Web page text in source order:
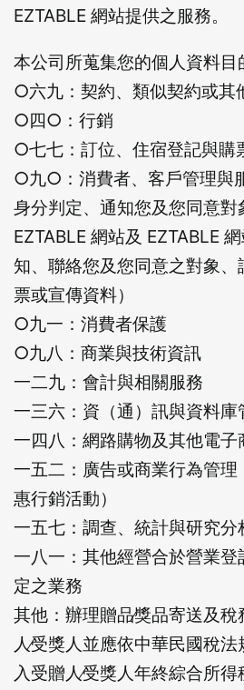
EZTABLE 網站提供之服務。
本公司所蒐集您的個人資料目
○六九：契約、類似契約或其
○四○：行銷
○七七：訂位、住宿登記與購
○九○：消費者、客戶管理與
身分判定、通知您及您同意對
EZTABLE 網站及 EZTABLE
知、聯絡您及您同意之對象
票或宣傳資料）
○九一：消費者保護
○九八：商業與技術資訊
一二九：會計與相關服務
一三六：資（通）訊與資料庫
一四八：網路購物及其他電子
一五二：廣告或商業行為管
惠行銷活動）
一五七：調查、統計與研究分
一八一：其他經營合於營業
定之業務
其他：辦理贈品∕獎品寄送及
人∕受獎人並應依中華民國稅
入受贈人∕受獎人年終綜合所得
登出